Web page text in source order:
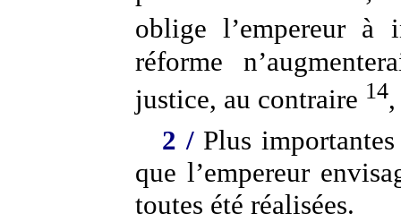
oblige l’empereur à
réforme
justice, au contraire 14
2 /Plus importantes
que l’empereur
toutes été réalisées.